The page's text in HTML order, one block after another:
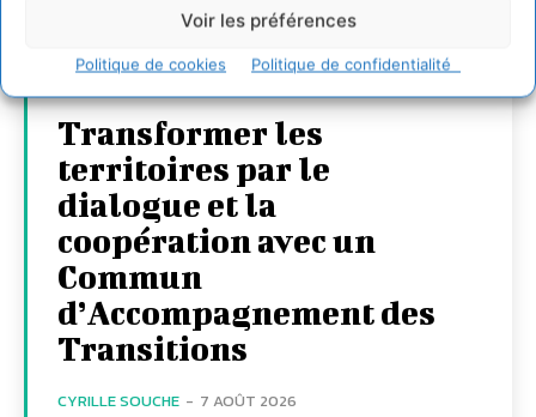
Voir les préférences
Politique de cookies Politique de confidentialité
Transformer les
territoires par le
dialogue et la
coopération avec un
Commun
d’Accompagnement des
Transitions
CYRILLE SOUCHE - 7 AOÛT 2026